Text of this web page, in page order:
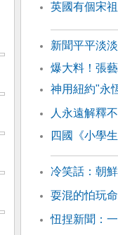
英國有個宋
新聞平平淡
爆大料！張
神用紐約"永
人永遠解釋
四國《小學
冷笑話：朝
耍混的怕玩
忸捏新聞：